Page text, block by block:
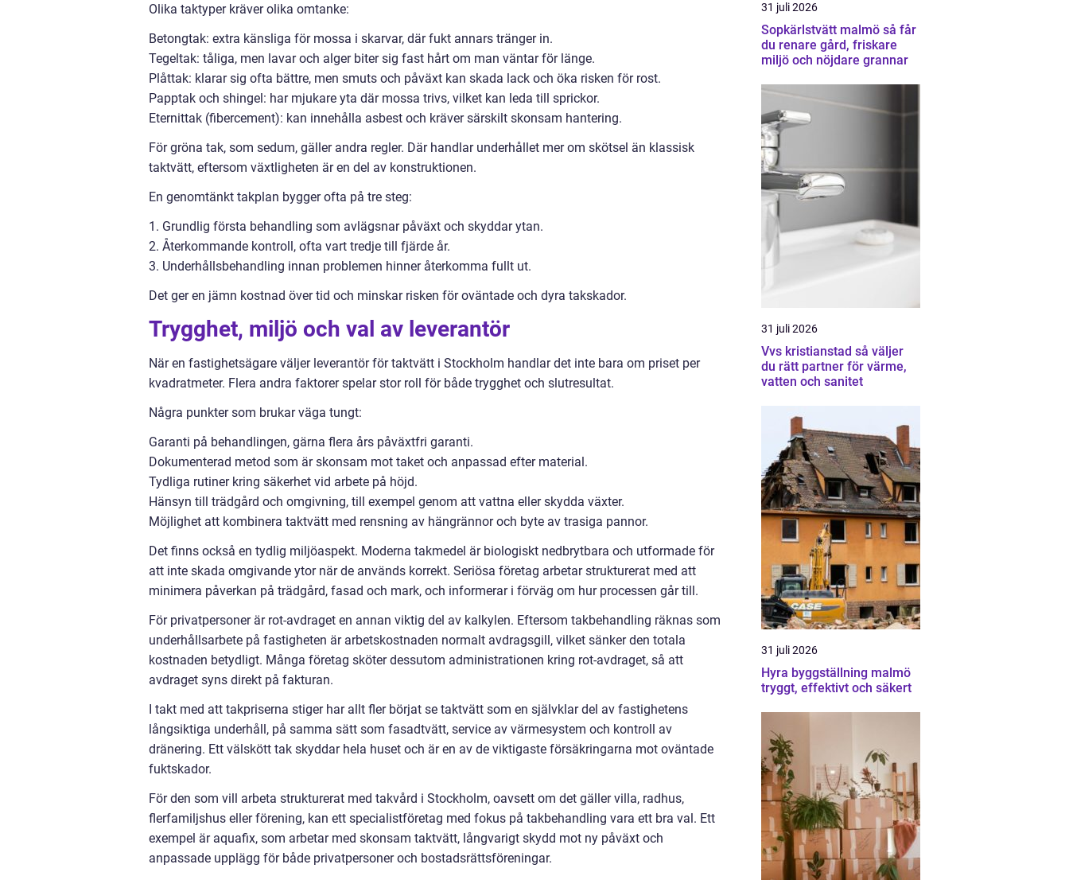
Olika taktyper kräver olika omtanke:
Betongtak: extra känsliga för mossa i skarvar, där fukt annars tränger in.
Tegeltak: tåliga, men lavar och alger biter sig fast hårt om man väntar för länge.
Plåttak: klarar sig ofta bättre, men smuts och påväxt kan skada lack och öka risken för rost.
Papptak och shingel: har mjukare yta där mossa trivs, vilket kan leda till sprickor.
Eternittak (fibercement): kan innehålla asbest och kräver särskilt skonsam hantering.
För gröna tak, som sedum, gäller andra regler. Där handlar underhållet mer om skötsel än klassisk
taktvätt, eftersom växtligheten är en del av konstruktionen.
En genomtänkt takplan bygger ofta på tre steg:
1. Grundlig första behandling som avlägsnar påväxt och skyddar ytan.
2. Återkommande kontroll, ofta vart tredje till fjärde år.
3. Underhållsbehandling innan problemen hinner återkomma fullt ut.
Det ger en jämn kostnad över tid och minskar risken för oväntade och dyra takskador.
Trygghet, miljö och val av leverantör
När en fastighetsägare väljer leverantör för taktvätt i Stockholm handlar det inte bara om priset per
kvadratmeter. Flera andra faktorer spelar stor roll för både trygghet och slutresultat.
Några punkter som brukar väga tungt:
Garanti på behandlingen, gärna flera års påväxtfri garanti.
Dokumenterad metod som är skonsam mot taket och anpassad efter material.
Tydliga rutiner kring säkerhet vid arbete på höjd.
Hänsyn till trädgård och omgivning, till exempel genom att vattna eller skydda växter.
Möjlighet att kombinera taktvätt med rensning av hängrännor och byte av trasiga pannor.
Det finns också en tydlig miljöaspekt. Moderna takmedel är biologiskt nedbrytbara och utformade för
att inte skada omgivande ytor när de används korrekt. Seriösa företag arbetar strukturerat med att
minimera påverkan på trädgård, fasad och mark, och informerar i förväg om hur processen går till.
För privatpersoner är rot-avdraget en annan viktig del av kalkylen. Eftersom takbehandling räknas som
underhållsarbete på fastigheten är arbetskostnaden normalt avdragsgill, vilket sänker den totala
kostnaden betydligt. Många företag sköter dessutom administrationen kring rot-avdraget, så att
avdraget syns direkt på fakturan.
I takt med att takpriserna stiger har allt fler börjat se taktvätt som en självklar del av fastighetens
långsiktiga underhåll, på samma sätt som fasadtvätt, service av värmesystem och kontroll av
dränering. Ett välskött tak skyddar hela huset och är en av de viktigaste försäkringarna mot oväntade
fuktskador.
För den som vill arbeta strukturerat med takvård i Stockholm, oavsett om det gäller villa, radhus,
flerfamiljshus eller förening, kan ett specialistföretag med fokus på takbehandling vara ett bra val. Ett
exempel är aquafix, som arbetar med skonsam taktvätt, långvarigt skydd mot ny påväxt och
anpassade upplägg för både privatpersoner och bostadsrättsföreningar.
31 juli 2026
Sopkärlstvätt malmö så får
du renare gård, friskare
miljö och nöjdare grannar
31 juli 2026
Vvs kristianstad så väljer
du rätt partner för värme,
vatten och sanitet
31 juli 2026
Hyra byggställning malmö
tryggt, effektivt och säkert